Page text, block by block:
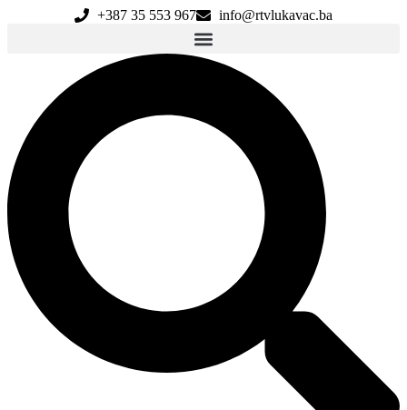
+387 35 553 967 info@rtvlukavac.ba